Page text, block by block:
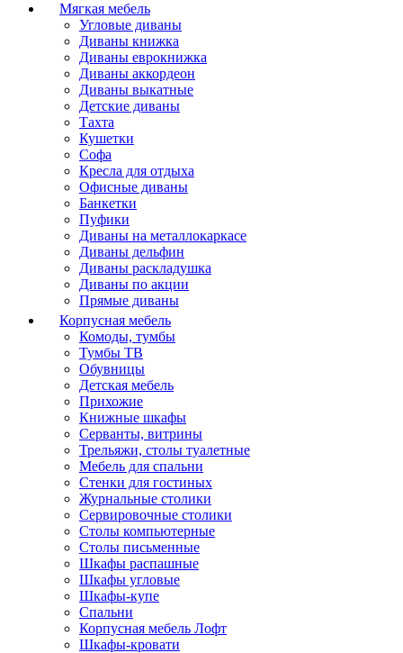
Мягкая мебель
Угловые диваны
Диваны книжка
Диваны еврокнижка
Диваны аккордеон
Диваны выкатные
Детские диваны
Тахта
Кушетки
Софа
Кресла для отдыха
Офисные диваны
Банкетки
Пуфики
Диваны на металлокаркасе
Диваны дельфин
Диваны раскладушка
Диваны по акции
Прямые диваны
Корпусная мебель
Комоды, тумбы
Тумбы ТВ
Обувницы
Детская мебель
Прихожие
Книжные шкафы
Серванты, витрины
Трельяжи, столы туалетные
Мебель для спальни
Стенки для гостиных
Журнальные столики
Сервировочные столики
Столы компьютерные
Столы письменные
Шкафы распашные
Шкафы угловые
Шкафы-купе
Спальни
Корпусная мебель Лофт
Шкафы-кровати